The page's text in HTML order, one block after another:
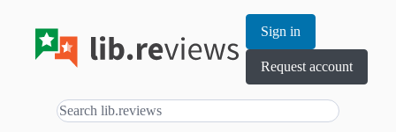
Sign in
Request account